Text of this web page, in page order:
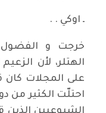
ـ اوكي . .
خرجت و
الهتلر، لأن
على المجلات كان
احتلّت الكثير من